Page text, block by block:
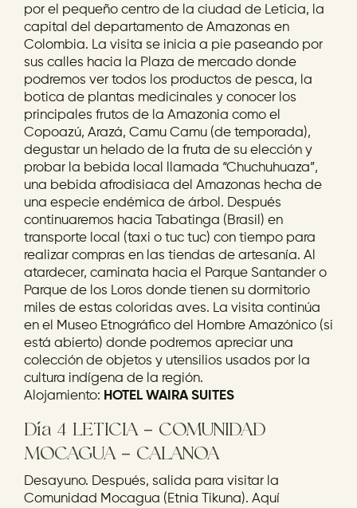
por el pequeño centro de la ciudad de Leticia, la
capital del departamento de Amazonas en
Colombia. La visita se inicia a pie paseando por
sus calles hacia la Plaza de mercado donde
podremos ver todos los productos de pesca, la
botica de plantas medicinales y conocer los
principales frutos de la Amazonia como el
Copoazú, Arazá, Camu Camu (de temporada),
degustar un helado de la fruta de su elección y
probar la bebida local llamada “Chuchuhuaza”,
una bebida afrodisiaca del Amazonas hecha de
una especie endémica de árbol. Después
continuaremos hacia Tabatinga (Brasil) en
transporte local (taxi o tuc tuc) con tiempo para
realizar compras en las tiendas de artesanía. Al
atardecer, caminata hacia el Parque Santander o
Parque de los Loros donde tienen su dormitorio
miles de estas coloridas aves. La visita continúa
en el Museo Etnográfico del Hombre Amazónico (si
está abierto) donde podremos apreciar una
colección de objetos y utensilios usados por la
cultura indígena de la región.
Alojamiento: HOTEL WAIRA SUITES
Día 4 LETICIA – COMUNIDAD
MOCAGUA – CALANOA
Desayuno. Después, salida para visitar la
Comunidad Mocagua (Etnia Tikuna). Aquí